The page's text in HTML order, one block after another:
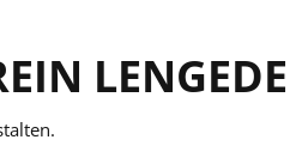
LENGEDE